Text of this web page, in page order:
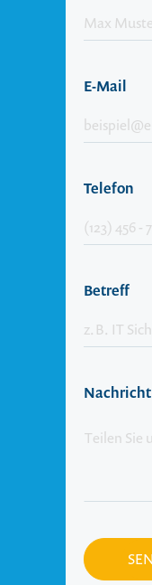
E-Mail
Telefon
Betreff
Nachricht